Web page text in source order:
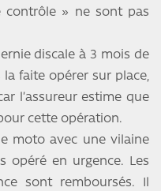
contrôle » ne sont pas
discale à 3 mois de
faite opérer sur place,
l’assureur estime que
cette opération.
moto avec une vilaine
opéré en urgence. Les
sont remboursés. Il